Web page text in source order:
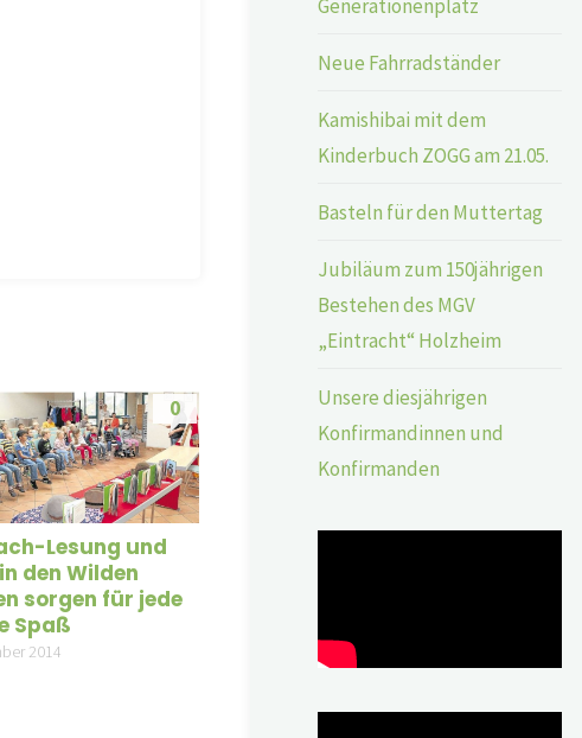
0
Lesung und
den Wilden
sorgen für jede
Spaß
2014
Generationenplatz
Neue Fahrradständer
Kamishibai mit dem
Kinderbuch ZOGG am 21.05.
Basteln für den Muttertag
Jubiläum zum 150jährigen
Bestehen des MGV
„Eintracht“ Holzheim
Unsere diesjährigen
Konfirmandinnen und
Konfirmanden